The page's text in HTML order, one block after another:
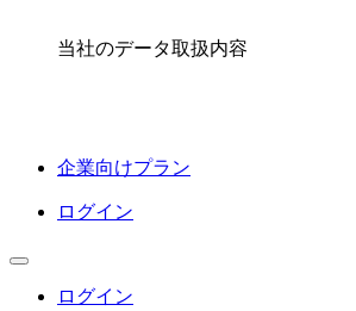
当社のデータ取扱内容
企業向けプラン
ログイン
ログイン